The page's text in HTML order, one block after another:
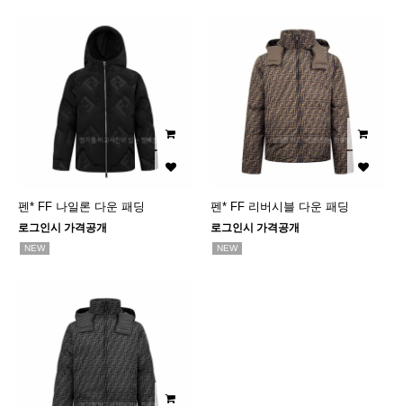
펜* FF 나일론 다운 패딩
로그인시 가격공개
NEW
펜* FF 리버시블 다운 패딩
로그인시 가격공개
NEW